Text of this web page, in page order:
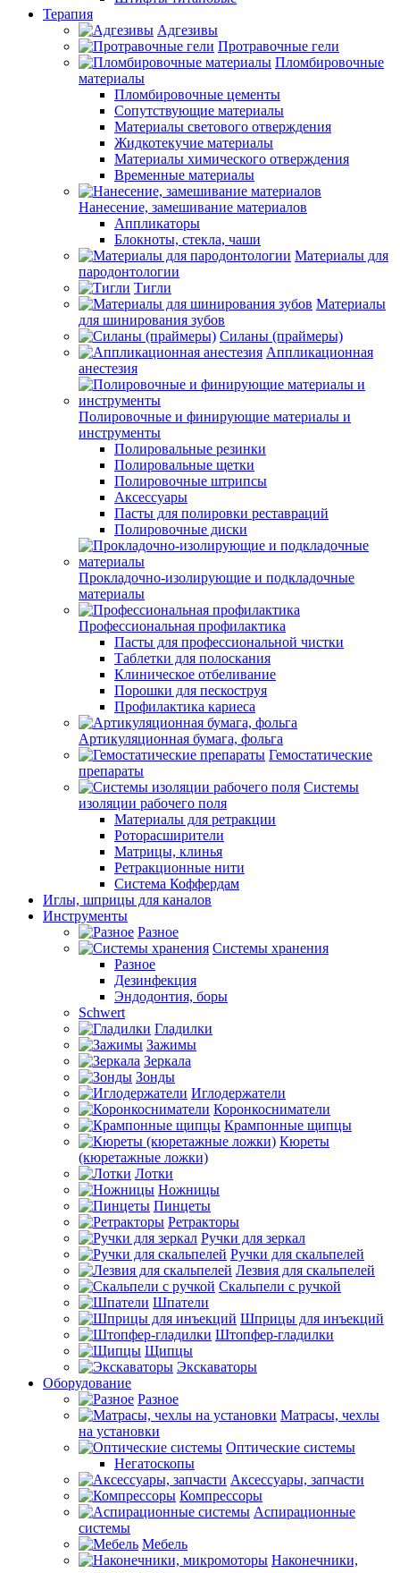
Терапия
Адгезивы
Протравочные гели
Пломбировочные
материалы
Пломбировочные цементы
Сопутствующие материалы
Материалы светового отверждения
Жидкотекучие материалы
Материалы химического отверждения
Временные материалы
Нанесение, замешивание материалов
Аппликаторы
Блокноты, стекла, чаши
Материалы для
пародонтологии
Тигли
Материалы
для шинирования зубов
Силаны (праймеры)
Аппликационная
анестезия
Полировочные и финирующие материалы и
инструменты
Полировальные резинки
Полировальные щетки
Полировочные штрипсы
Аксессуары
Пасты для полировки реставраций
Полировочные диски
Прокладочно-изолирующие и подкладочные
материалы
Профессиональная профилактика
Пасты для профессиональной чистки
Таблетки для полоскания
Клиническое отбеливание
Порошки для пескоструя
Профилактика кариеса
Артикуляционная бумага, фольга
Гемостатические
препараты
Системы
изоляции рабочего поля
Материалы для ретракции
Роторасширители
Матрицы, клинья
Ретракционные нити
Система Коффердам
Иглы, шприцы для каналов
Инструменты
Разное
Системы хранения
Разное
Дезинфекция
Эндодонтия, боры
Schwert
Гладилки
Зажимы
Зеркала
Зонды
Иглодержатели
Коронкосниматели
Крампонные щипцы
Кюреты
(кюретажные ложки)
Лотки
Ножницы
Пинцеты
Ретракторы
Ручки для зеркал
Ручки для скальпелей
Лезвия для скальпелей
Скальпели с ручкой
Шпатели
Шприцы для инъекций
Штопфер-гладилки
Щипцы
Экскаваторы
Оборудование
Разное
Матрасы, чехлы
на установки
Оптические системы
Негатоскопы
Аксессуары, запчасти
Компрессоры
Аспирационные
системы
Мебель
Наконечники,